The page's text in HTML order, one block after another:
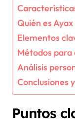
Quién es
Elementos
Métodos
Análisis
Conclusiones
Puntos